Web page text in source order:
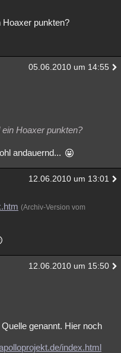
Hoaxer punkten?
05.06.2010 um 14:55
Hoaxer punkten?
andauernd...
12.06.2010 um 13:01
(Archiv-Version vom
12.06.2010 um 15:50
genannt. Hier noch
index.html